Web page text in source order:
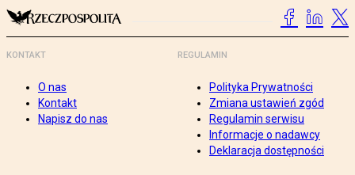
KONTAKT
O nas
Kontakt
Napisz do nas
REGULAMIN
Polityka Prywatności
Zmiana ustawień zgód
Regulamin serwisu
Informacje o nadawcy
Deklaracja dostępności